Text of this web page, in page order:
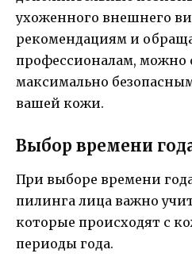
ухоженного внешнего
рекомендациям и
профессионалам, можно
максимально
вашей кожи.
Выбор времени
При выборе времени
пилинга лица важно
которые происходят с
периоды года.